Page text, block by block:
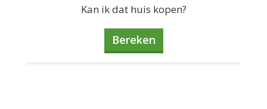
Kan ik dat huis kopen?
Bereken